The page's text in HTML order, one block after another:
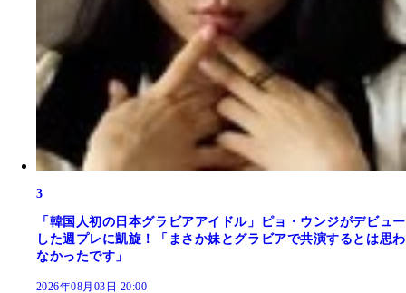
3
「韓国人初の日本グラビアアイドル」ピョ・ウンジがデビュー
した週プレに凱旋！「まさか妹とグラビアで共演するとは思わ
なかったです」
2026年08月03日 20:00